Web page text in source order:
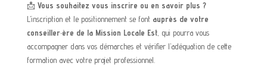
📩 Vous souhaitez vous inscrire ou en savoir plus ?
L’inscription et le positionnement se font auprès de votre
conseiller·ère de la Mission Locale Est, qui pourra vous
accompagner dans vos démarches et vérifier l’adéquation de cette
formation avec votre projet professionnel.